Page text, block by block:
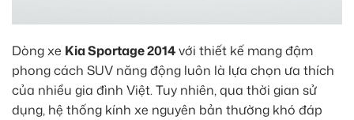
Dòng xe Kia Sportage 2014với thiết kế mang đậm
phong cách SUV năng động luôn là lựa chọn ưa thích
của nhiều gia đình Việt. Tuy nhiên, qua thời gian sử
dụng, hệ thống kính xe nguyên bản thường khó đáp